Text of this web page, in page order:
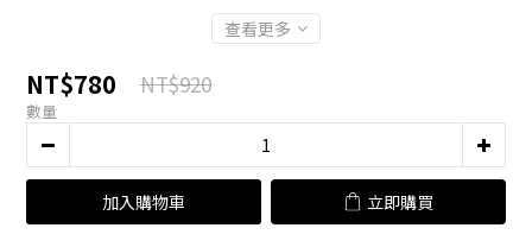
查看更多
NT$780 NT$920
數量
加入購物車 立即購買